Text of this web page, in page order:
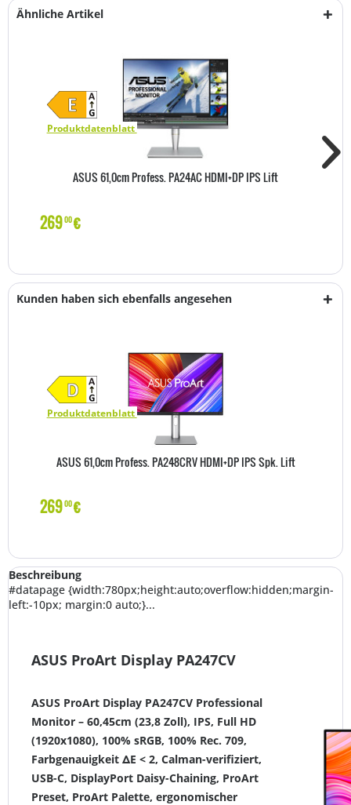
Ähnliche Artikel
Produktdatenblatt
ASUS 61,0cm Profess. PA24AC HDMI+DP IPS Lift
26900€
Kunden haben sich ebenfalls angesehen
Produktdatenblatt
ASUS 61,0cm Profess. PA248CRV HDMI+DP IPS Spk. Lift
26900€
Beschreibung
#datapage {width:780px;height:auto;overflow:hidden;margin-
left:-10px; margin:0 auto;}...
ASUS ProArt Display PA247CV
ASUS ProArt Display PA247CV Professional
Monitor – 60,45cm (23,8 Zoll), IPS, Full HD
(1920x1080), 100% sRGB, 100% Rec. 709,
Farbgenauigkeit ΔE < 2, Calman-verifiziert,
USB-C, DisplayPort Daisy-Chaining, ProArt
Preset, ProArt Palette, ergonomischer